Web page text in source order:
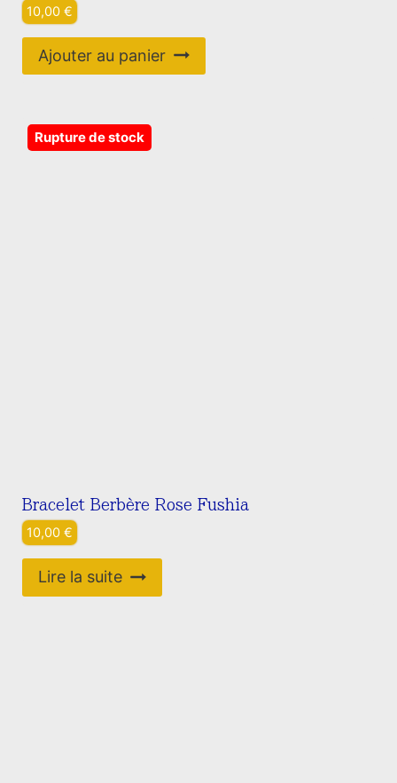
10,00 €
Ajouter au panier
Rupture de stock
Bracelet Berbère Rose Fushia
10,00 €
Lire la suite